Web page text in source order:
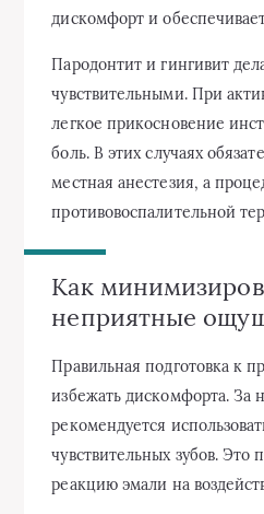
дискомфорт и
Пародонтит и гингивит
чувствительными. При
легкое прикосновение
боль. В этих случаях
местная анестезия, а
противовоспалительной
Как
неприятные
Правильная подготовка к
избежать дискомфорта. За
рекомендуется
чувствительных зубов. Это
реакцию эмали на